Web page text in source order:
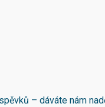
– dáváte nám